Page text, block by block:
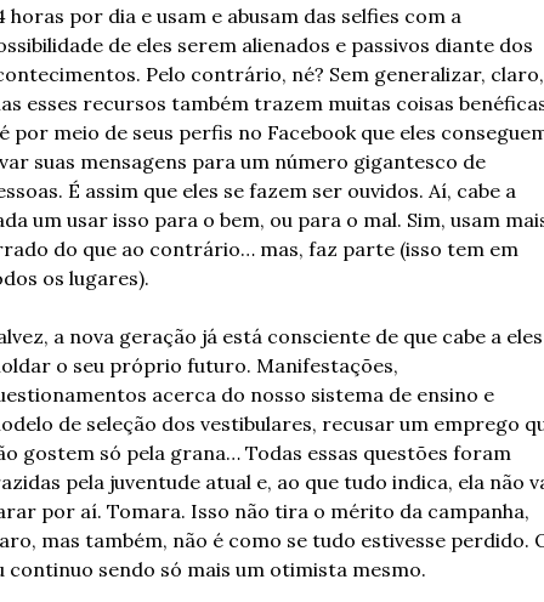
horas por dia e usam e abusam das selfies com a
de eles serem alienados e passivos diante dos
Pelo contrário, né? Sem generalizar, claro,
esses recursos também trazem muitas coisas
por meio de seus perfis no Facebook que eles
suas mensagens para um número gigantesco de
É assim que eles se fazem ser ouvidos. Aí, cabe a
um usar isso para o bem, ou para o mal. Sim, usam
do que ao contrário… mas, faz parte (isso tem em
os lugares).
a nova geração já está consciente de que cabe a eles
o seu próprio futuro. Manifestações,
acerca do nosso sistema de ensino e
de seleção dos vestibulares, recusar um emprego
gostem só pela grana… Todas essas questões foram
pela juventude atual e, ao que tudo indica, ela não
por aí. Tomara. Isso não tira o mérito da campanha,
mas também, não é como se tudo estivesse perdido.
continuo sendo só mais um otimista mesmo.